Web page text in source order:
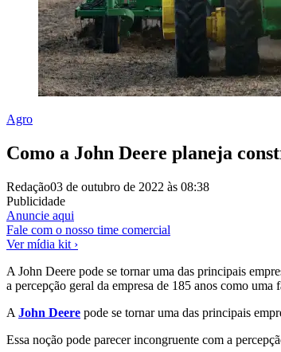
Agro
Como a John Deere planeja
Redação03 de outubro de 2022 às 08:38
Publicidade
Anuncie aqui
Fale com o nosso time comercial
Ver mídia kit ›
A John Deere pode se tornar uma das principais
a percepção geral da empresa de 185 anos como
A John Deere pode se tornar uma das principais
Essa noção pode parecer incongruente com a